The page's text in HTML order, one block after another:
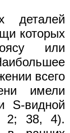
деталей
которых
или
всего
имели
S-видной
2; 38, 4).